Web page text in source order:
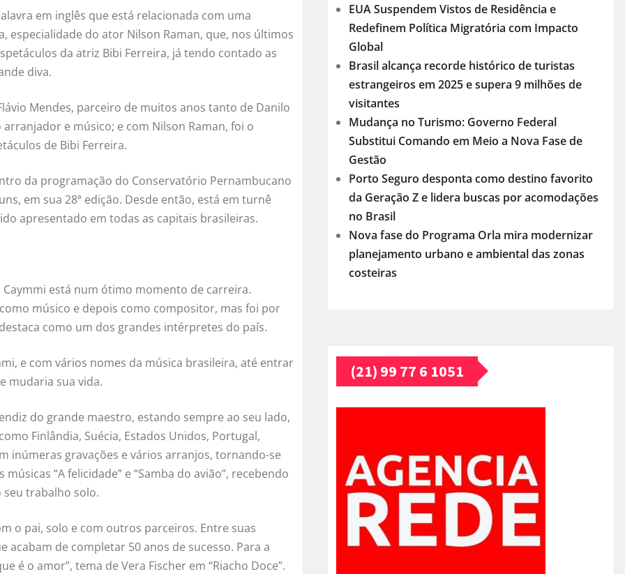
em inglês que está relacionada com uma
especialidade do ator Nilson Raman, que, nos últimos
da atriz Bibi Ferreira, já tendo contado as
diva.
Mendes, parceiro de muitos anos tanto de Danilo
e músico; e com Nilson Raman, foi o
de Bibi Ferreira.
da programação do Conservatório Pernambucano
em sua 28ª edição. Desde então, está em turnê
apresentado em todas as capitais brasileiras.
está num ótimo momento de carreira.
músico e depois como compositor, mas foi por
como um dos grandes intérpretes do país.
e com vários nomes da música brasileira, até entrar
mudaria sua vida.
do grande maestro, estando sempre ao seu lado,
Finlândia, Suécia, Estados Unidos, Portugal,
inúmeras gravações e vários arranjos, tornando-se
“A felicidade” e “Samba do avião”, recebendo
trabalho solo.
o pai, solo e com outros parceiros. Entre suas
acabam de completar 50 anos de sucesso. Para a
é o amor”, tema de Vera Fischer em “Riacho Doce”.
EUA Suspendem Vistos de Residência e
Redefinem Política Migratória com Impacto
Global
Brasil alcança recorde histórico de turistas
estrangeiros em 2025 e supera 9 milhões de
visitantes
Mudança no Turismo: Governo Federal
Substitui Comando em Meio a Nova Fase de
Gestão
Porto Seguro desponta como destino favorito
da Geração Z e lidera buscas por acomodações
no Brasil
Nova fase do Programa Orla mira modernizar
planejamento urbano e ambiental das zonas
costeiras
(21) 99 77 6 1051